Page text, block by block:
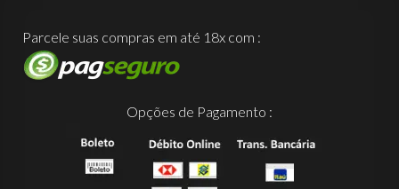
Parcele suas compras em até 18x com :
Opções de Pagamento :